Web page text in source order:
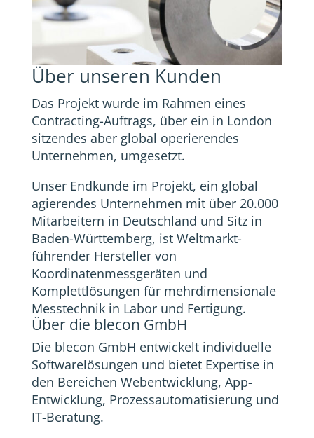
Über unseren Kunden
Das Projekt wurde im Rahmen eines
Contracting-Auftrags, über ein in London
sitzendes aber global operierendes
Unternehmen, umgesetzt.
Unser Endkunde im Projekt, ein global
agierendes Unternehmen mit über 20.000
Mitarbeitern in Deutschland und Sitz in
Baden-Württemberg, ist Weltmarkt-
führender Hersteller von
Koordinatenmessgeräten und
Komplettlösungen für mehrdimensionale
Messtechnik in Labor und Fertigung.
Über die blecon GmbH
Die blecon GmbH entwickelt individuelle
Softwarelösungen und bietet Expertise in
den Bereichen Webentwicklung, App-
Entwicklung, Prozessautomatisierung und
IT-Beratung.